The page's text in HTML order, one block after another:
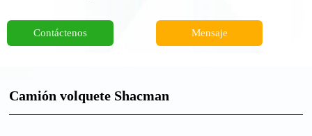
Contáctenos Mensaje
Camión volquete Shacman